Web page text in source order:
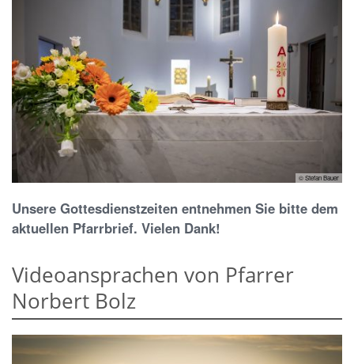
© Stefan Bauer
Unsere Gottesdienstzeiten entnehmen Sie bitte dem
aktuellen Pfarrbrief. Vielen Dank!
Videoansprachen von Pfarrer
Norbert Bolz